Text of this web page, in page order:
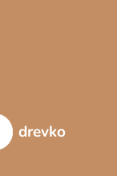
drevko